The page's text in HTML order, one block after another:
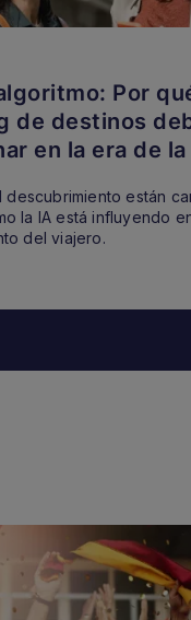
Por
de destinos
en la era de la
descubrimiento están
la IA está influyendo
del viajero.